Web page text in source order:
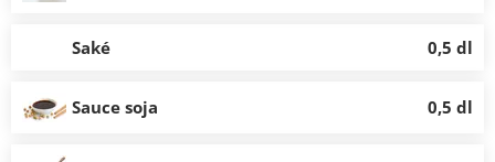
Saké 0,5 dl
Sauce soja 0,5 dl